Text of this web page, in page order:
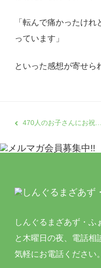
「転んで痛かったけ
っています」
といった感想が寄せら
470人のお子さんにお祝い金をお贈りしました ～新入学お祝い金2026～
しんぐるまざあず・ふ
と木曜日の夜、電話相
気軽にお電話ください。